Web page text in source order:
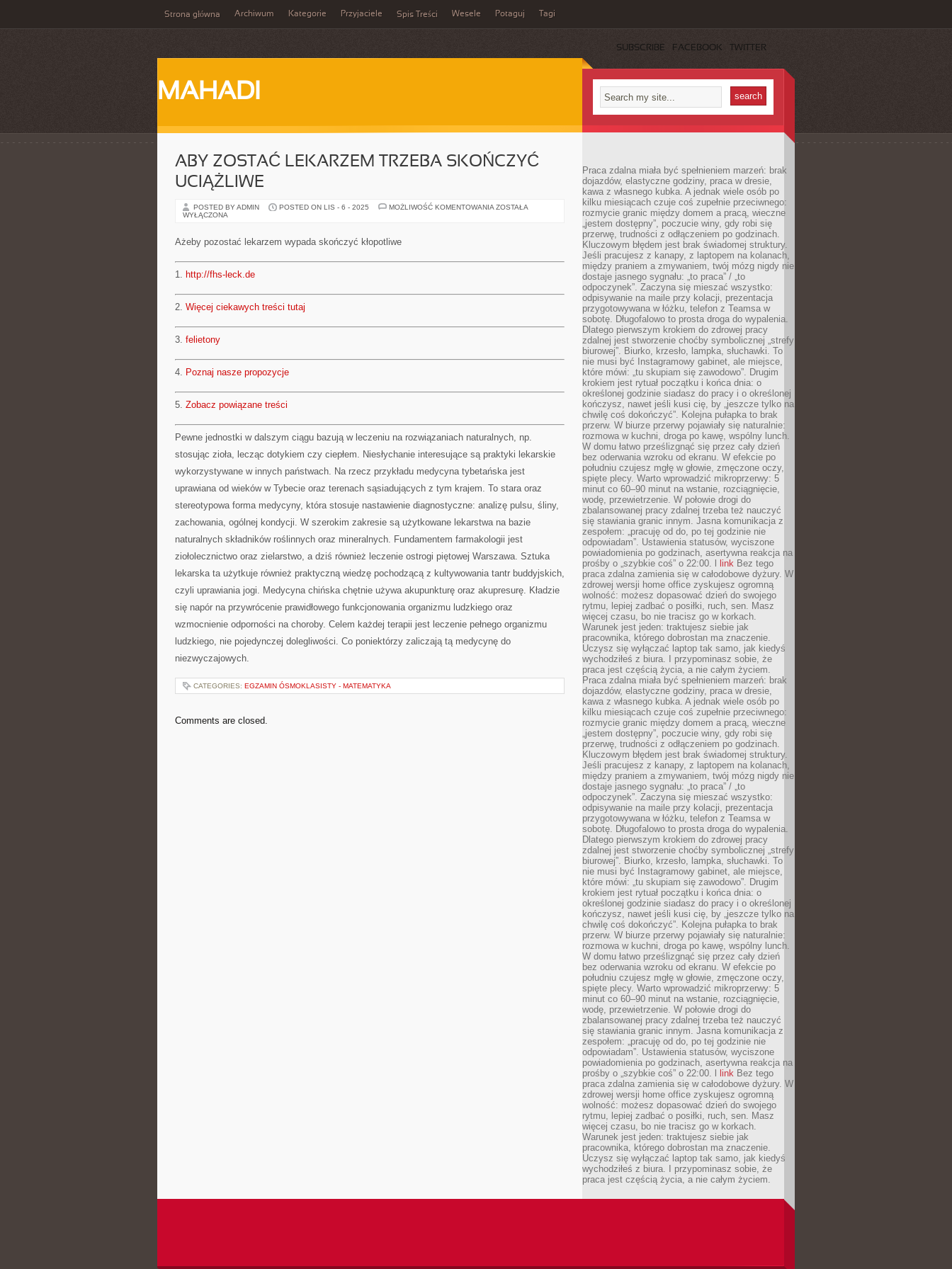
Strona główna Archiwum Kategorie Przyjaciele Spis Treści Wesele Potaguj Tagi
SUBSCRIBE FACEBOOK TWITTER
MAHADI
ABY ZOSTAĆ LEKARZEM TRZEBA SKOŃCZYĆ
UCIĄŻLIWE
POSTED BY ADMIN POSTED ON LIS - 6 - 2025 MOŻLIWOŚĆ KOMENTOWANIA ABY
ZOSTAŁA
WYŁĄCZONA
Ażeby pozostać lekarzem wypada skończyć kłopotliwe
1. http://fhs-leck.de
2. Więcej ciekawych treści tutaj
3. felietony
4. Poznaj nasze propozycje
5. Zobacz powiązane treści
Pewne jednostki w dalszym ciągu bazują w leczeniu na rozwiązaniach naturalnych, np.
stosując zioła, lecząc dotykiem czy ciepłem. Niesłychanie interesujące są praktyki lekarskie
wykorzystywane w innych państwach. Na rzecz przykładu medycyna tybetańska jest
uprawiana od wieków w Tybecie oraz terenach sąsiadujących z tym krajem. To stara oraz
stereotypowa forma medycyny, która stosuje nastawienie diagnostyczne: analizę pulsu, śliny,
zachowania, ogólnej kondycji. W szerokim zakresie są użytkowane lekarstwa na bazie
naturalnych składników roślinnych oraz mineralnych. Fundamentem farmakologii jest
ziołolecznictwo oraz zielarstwo, a dziś również leczenie ostrogi piętowej Warszawa. Sztuka
lekarska ta użytkuje również praktyczną wiedzę pochodzącą z kultywowania tantr buddyjskich,
czyli uprawiania jogi. Medycyna chińska chętnie używa akupunkturę oraz akupresurę. Kładzie
się napór na przywrócenie prawidłowego funkcjonowania organizmu ludzkiego oraz
wzmocnienie odporności na choroby. Celem każdej terapii jest leczenie pełnego organizmu
ludzkiego, nie pojedynczej dolegliwości. Co poniektórzy zaliczają tą medycynę do
niezwyczajowych.
CATEGORIES: EGZAMIN ÓSMOKLASISTY - MATEMATYKA
Comments are closed.
Praca zdalna miała być spełnieniem marzeń: brak
dojazdów, elastyczne godziny, praca w dresie,
kawa z własnego kubka. A jednak wiele osób po
kilku miesiącach czuje coś zupełnie przeciwnego:
rozmycie granic między domem a pracą, wieczne
„jestem dostępny”, poczucie winy, gdy robi się
przerwę, trudności z odłączeniem po godzinach.
Kluczowym błędem jest brak świadomej struktury.
Jeśli pracujesz z kanapy, z laptopem na kolanach,
między praniem a zmywaniem, twój mózg nigdy nie
dostaje jasnego sygnału: „to praca” / „to
odpoczynek”. Zaczyna się mieszać wszystko:
odpisywanie na maile przy kolacji, prezentacja
przygotowywana w łóżku, telefon z Teamsa w
sobotę. Długofalowo to prosta droga do wypalenia.
Dlatego pierwszym krokiem do zdrowej pracy
zdalnej jest stworzenie choćby symbolicznej „strefy
biurowej”. Biurko, krzesło, lampka, słuchawki. To
nie musi być Instagramowy gabinet, ale miejsce,
które mówi: „tu skupiam się zawodowo”. Drugim
krokiem jest rytuał początku i końca dnia: o
określonej godzinie siadasz do pracy i o określonej
kończysz, nawet jeśli kusi cię, by „jeszcze tylko na
chwilę coś dokończyć”. Kolejna pułapka to brak
przerw. W biurze przerwy pojawiały się naturalnie:
rozmowa w kuchni, droga po kawę, wspólny lunch.
W domu łatwo prześlizgnąć się przez cały dzień
bez oderwania wzroku od ekranu. W efekcie po
południu czujesz mgłę w głowie, zmęczone oczy,
spięte plecy. Warto wprowadzić mikroprzerwy: 5
minut co 60–90 minut na wstanie, rozciągnięcie,
wodę, przewietrzenie. W połowie drogi do
zbalansowanej pracy zdalnej trzeba też nauczyć
się stawiania granic innym. Jasna komunikacja z
zespołem: „pracuję od do, po tej godzinie nie
odpowiadam”. Ustawienia statusów, wyciszone
powiadomienia po godzinach, asertywna reakcja na
prośby o „szybkie coś” o 22:00. l
link Bez tego
praca zdalna zamienia się w całodobowe dyżury. W
zdrowej wersji home office zyskujesz ogromną
wolność: możesz dopasować dzień do swojego
rytmu, lepiej zadbać o posiłki, ruch, sen. Masz
więcej czasu, bo nie tracisz go w korkach.
Warunek jest jeden: traktujesz siebie jak
pracownika, którego dobrostan ma znaczenie.
Uczysz się wyłączać laptop tak samo, jak kiedyś
wychodziłeś z biura. I przypominasz sobie, że
praca jest częścią życia, a nie całym życiem.
Praca zdalna miała być spełnieniem marzeń: brak
dojazdów, elastyczne godziny, praca w dresie,
kawa z własnego kubka. A jednak wiele osób po
kilku miesiącach czuje coś zupełnie przeciwnego:
rozmycie granic między domem a pracą, wieczne
„jestem dostępny”, poczucie winy, gdy robi się
przerwę, trudności z odłączeniem po godzinach.
Kluczowym błędem jest brak świadomej struktury.
Jeśli pracujesz z kanapy, z laptopem na kolanach,
między praniem a zmywaniem, twój mózg nigdy nie
dostaje jasnego sygnału: „to praca” / „to
odpoczynek”. Zaczyna się mieszać wszystko:
odpisywanie na maile przy kolacji, prezentacja
przygotowywana w łóżku, telefon z Teamsa w
sobotę. Długofalowo to prosta droga do wypalenia.
Dlatego pierwszym krokiem do zdrowej pracy
zdalnej jest stworzenie choćby symbolicznej „strefy
biurowej”. Biurko, krzesło, lampka, słuchawki. To
nie musi być Instagramowy gabinet, ale miejsce,
które mówi: „tu skupiam się zawodowo”. Drugim
krokiem jest rytuał początku i końca dnia: o
określonej godzinie siadasz do pracy i o określonej
kończysz, nawet jeśli kusi cię, by „jeszcze tylko na
chwilę coś dokończyć”. Kolejna pułapka to brak
przerw. W biurze przerwy pojawiały się naturalnie:
rozmowa w kuchni, droga po kawę, wspólny lunch.
W domu łatwo prześlizgnąć się przez cały dzień
bez oderwania wzroku od ekranu. W efekcie po
południu czujesz mgłę w głowie, zmęczone oczy,
spięte plecy. Warto wprowadzić mikroprzerwy: 5
minut co 60–90 minut na wstanie, rozciągnięcie,
wodę, przewietrzenie. W połowie drogi do
zbalansowanej pracy zdalnej trzeba też nauczyć
się stawiania granic innym. Jasna komunikacja z
zespołem: „pracuję od do, po tej godzinie nie
odpowiadam”. Ustawienia statusów, wyciszone
powiadomienia po godzinach, asertywna reakcja na
prośby o „szybkie coś” o 22:00. l
link Bez tego
praca zdalna zamienia się w całodobowe dyżury. W
zdrowej wersji home office zyskujesz ogromną
wolność: możesz dopasować dzień do swojego
rytmu, lepiej zadbać o posiłki, ruch, sen. Masz
więcej czasu, bo nie tracisz go w korkach.
Warunek jest jeden: traktujesz siebie jak
pracownika, którego dobrostan ma znaczenie.
Uczysz się wyłączać laptop tak samo, jak kiedyś
wychodziłeś z biura. I przypominasz sobie, że
praca jest częścią życia, a nie całym życiem.